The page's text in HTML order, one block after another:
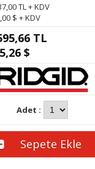
TL + KDV
$ + KDV
TL
$
Adet :
Sepete Ekle